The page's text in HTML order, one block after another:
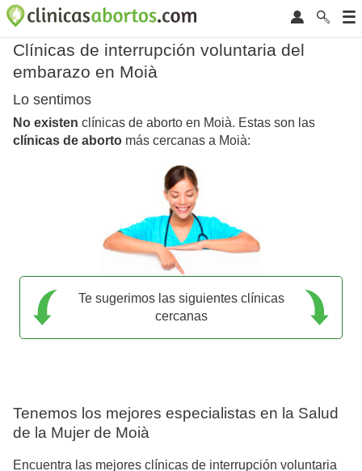
Clínicas de interrupción voluntaria del
embarazo en Moià
Lo sentimos
No existen clínicas de aborto en Moià. Estas son las
clínicas de aborto más cercanas a Moià:
Te sugerimos las siguientes clínicas
cercanas
Tenemos los mejores especialistas en la Salud
de la Mujer de Moià
Encuentra las mejores clínicas de interrupción voluntaria